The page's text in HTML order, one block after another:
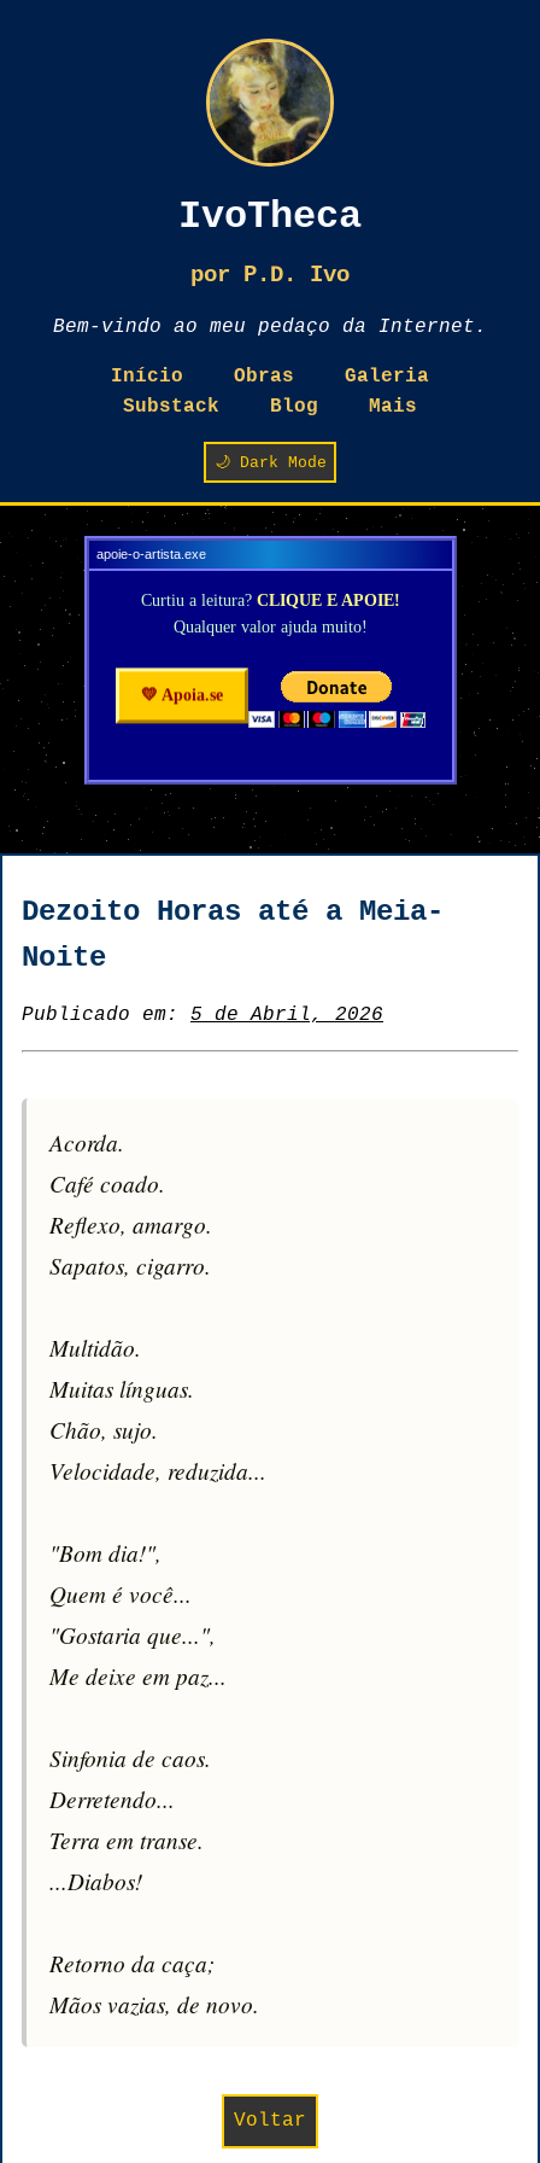
IvoTheca
por P.D. Ivo
Bem-vindo ao meu pedaço da Internet.
Início Obras
Galeria
Substack
Blog Mais
🌙 Dark Mode
apoie-o-artista.exe
Curtiu a leitura? CLIQUE E APOIE!
Qualquer valor ajuda muito!
💛 Apoia.se
Dezoito Horas até a Meia-
Noite
Publicado em: 5 de Abril, 2026
Acorda.
Café coado.
Reflexo, amargo.
Sapatos, cigarro.
Multidão.
Muitas línguas.
Chão, sujo.
Velocidade, reduzida...
"Bom dia!",
Quem é você...
"Gostaria que...",
Me deixe em paz...
Sinfonia de caos.
Derretendo...
Terra em transe.
...Diabos!
Retorno da caça;
Mãos vazias, de novo.
Voltar